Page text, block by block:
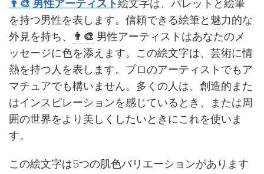
👨‍🎨 男性アーティスト絵文字は、パレットと絵筆
を持つ男性を表します。信頼できる絵筆と魅力的な
外見を持ち、
👨‍🎨 男性アーティストはあなたのメ
ッセージに色を添えます。この絵文字は、芸術に情
熱を持つ人を表します。プロのアーティストでもア
マチュアでも構いません。多くの人は、創造的また
はインスピレーションを感じているとき、または周
囲の世界をより美しくしたいときにこれを使いま
す。
この絵文字は5つの肌色バリエーションがあります